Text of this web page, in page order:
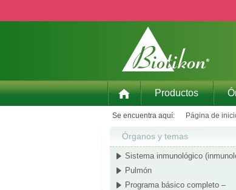
Productos
Se encuentra aquí: Página de
Órganos y temas
Sistema inmunológico
Pulmón
Programa básico completo –